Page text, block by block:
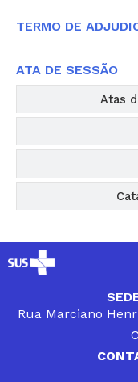
Atas
TERMO DE
ATA DE SESSÃO
Rua Marciano